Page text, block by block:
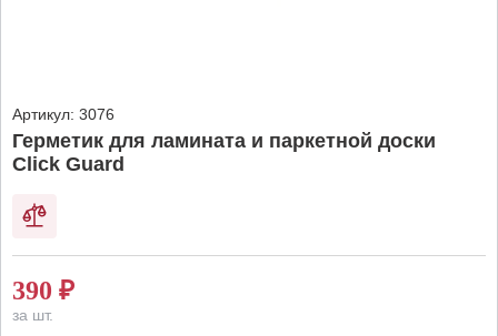
Артикул: 3076
Герметик для ламината и паркетной доски
Click Guard
390 ₽
за шт.